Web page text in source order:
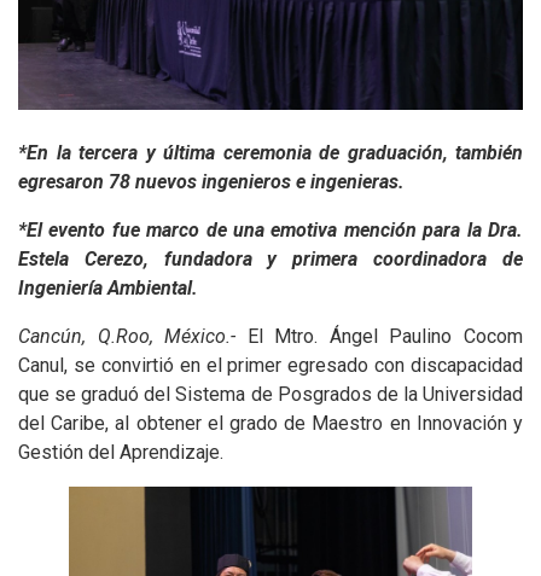
*En la tercera y última ceremonia de graduación, también
egresaron 78 nuevos ingenieros e ingenieras.
*El evento fue marco de una emotiva mención para la Dra.
Estela Cerezo, fundadora y primera coordinadora de
Ingeniería Ambiental.
Cancún, Q.Roo, México.- El Mtro. Ángel Paulino Cocom
Canul, se convirtió en el primer egresado con discapacidad
que se graduó del Sistema de Posgrados de la Universidad
del Caribe, al obtener el grado de Maestro en Innovación y
Gestión del Aprendizaje.